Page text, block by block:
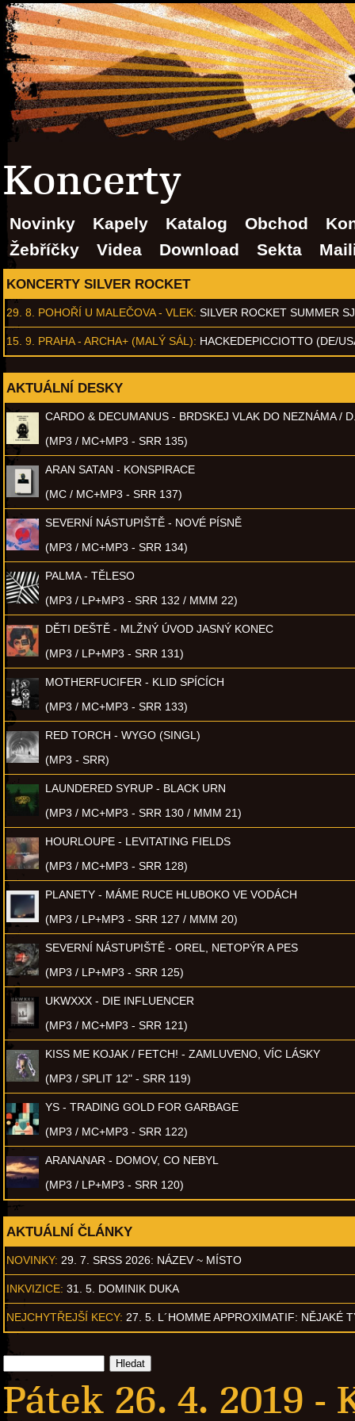
Koncerty
Novinky Kapely Katalog Obchod
Žebříčky
Videa Download Sekta
KONCERTY SILVER ROCKET
29. 8. POHOŘÍ U MALEČOVA - VLEK: SILVER ROCKET SUMMER
15. 9. PRAHA - ARCHA+ (MALÝ SÁL): HACKEDEPICCIOTTO (DE/
AKTUÁLNÍ DESKY
CARDO & DECUMANUS - BRDSKEJ VLAK DO NEZNÁMA /
(MP3 / MC+MP3 - SRR 135)
ARAN SATAN - KONSPIRACE
(MC / MC+MP3 - SRR 137)
SEVERNÍ NÁSTUPIŠTĚ - NOVÉ PÍSNĚ
(MP3 / MC+MP3 - SRR 134)
PALMA - TĚLESO
(MP3 / LP+MP3 - SRR 132 / MMM 22)
DĚTI DEŠTĚ - MLŽNÝ ÚVOD JASNÝ KONEC
(MP3 / LP+MP3 - SRR 131)
MOTHERFUCIFER - KLID SPÍCÍCH
(MP3 / MC+MP3 - SRR 133)
RED TORCH - WYGO (SINGL)
(MP3 - SRR)
LAUNDERED SYRUP - BLACK URN
(MP3 / MC+MP3 - SRR 130 / MMM 21)
HOURLOUPE - LEVITATING FIELDS
(MP3 / MC+MP3 - SRR 128)
PLANETY - MÁME RUCE HLUBOKO VE VODÁCH
(MP3 / LP+MP3 - SRR 127 / MMM 20)
SEVERNÍ NÁSTUPIŠTĚ - OREL, NETOPÝR A PES
(MP3 / LP+MP3 - SRR 125)
UKWXXX - DIE INFLUENCER
(MP3 / MC+MP3 - SRR 121)
KISS ME KOJAK / FETCH! - ZAMLUVENO, VÍC LÁSKY
(MP3 / SPLIT 12" - SRR 119)
YS - TRADING GOLD FOR GARBAGE
(MP3 / MC+MP3 - SRR 122)
ARANANAR - DOMOV, CO NEBYL
(MP3 / LP+MP3 - SRR 120)
AKTUÁLNÍ ČLÁNKY
NOVINKY: 29. 7. SRSS 2026: NÁZEV ~ MÍSTO
INKVIZICE: 31. 5. DOMINIK DUKA
NEJCHYTŘEJŠÍ KECY: 27. 5. L´HOMME APPROXIMATIF: NĚJAKÉ
Pátek 26. 4. 2019 -